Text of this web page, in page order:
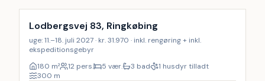
Lodbergsvej 83, Ringkøbing
uge: 11.–18. juli 2027 · kr. 31.970 · inkl. rengøring + inkl.
ekspeditionsgebyr
180 m² 12 pers. 5 vær. 3 bad
1 husdyr tilladt
300 m